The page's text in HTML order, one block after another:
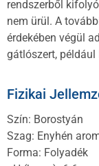
rendszerből
nem ürül. A
érdekében végül
gátlószert, például
Fizikai
Szín: Borostyán
Szag: Enyhén
Forma: Folyadék